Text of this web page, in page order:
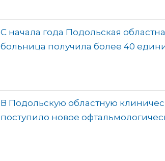
С начала года Подольская
больница получила более 40
В Подольскую областную
поступило новое